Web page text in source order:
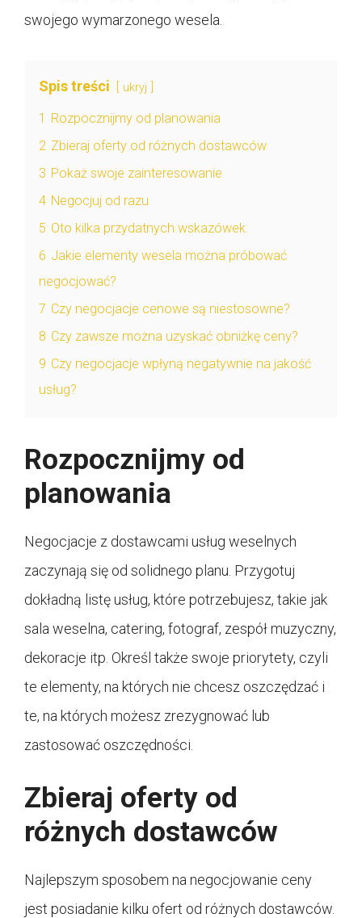
swojego wymarzonego wesela.
Spis treści ukryj
1 Rozpocznijmy od planowania
2 Zbieraj oferty od różnych dostawców
3 Pokaż swoje zainteresowanie
4 Negocjuj od razu
5 Oto kilka przydatnych wskazówek:
6 Jakie elementy wesela można próbować
negocjować?
7 Czy negocjacje cenowe są niestosowne?
8 Czy zawsze można uzyskać obniżkę ceny?
9 Czy negocjacje wpłyną negatywnie na jakość
usług?
Rozpocznijmy od
planowania
Negocjacje z dostawcami usług weselnych
zaczynają się od solidnego planu. Przygotuj
dokładną listę usług, które potrzebujesz, takie jak
sala weselna, catering, fotograf, zespół muzyczny,
dekoracje itp. Określ także swoje priorytety, czyli
te elementy, na których nie chcesz oszczędzać i
te, na których możesz zrezygnować lub
zastosować oszczędności.
Zbieraj oferty od
różnych dostawców
Najlepszym sposobem na negocjowanie ceny
jest posiadanie kilku ofert od różnych dostawców.